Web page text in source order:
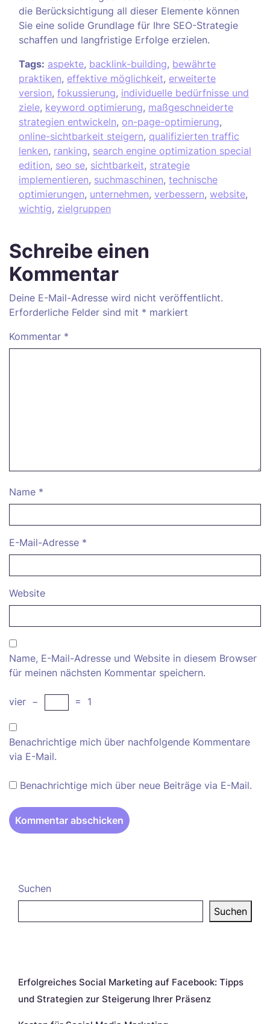
die Berücksichtigung all dieser Elemente können
Sie eine solide Grundlage für Ihre SEO-Strategie
schaffen und langfristige Erfolge erzielen.
Tags: aspekte, backlink-building, bewährte
praktiken, effektive möglichkeit, erweiterte
version, fokussierung, individuelle bedürfnisse und
ziele, keyword optimierung, maßgeschneiderte
strategien entwickeln, on-page-optimierung,
online-sichtbarkeit steigern, qualifizierten traffic
lenken, ranking, search engine optimization special
edition, seo se, sichtbarkeit, strategie
implementieren, suchmaschinen, technische
optimierungen, unternehmen, verbessern, website,
wichtig, zielgruppen
Schreibe einen
Kommentar
Deine E-Mail-Adresse wird nicht veröffentlicht.
Erforderliche Felder sind mit * markiert
Kommentar *
Name *
E-Mail-Adresse *
Website
Name, E-Mail-Adresse und Website in diesem Browser
für meinen nächsten Kommentar speichern.
vier − = 1
Benachrichtige mich über nachfolgende Kommentare
via E-Mail.
Benachrichtige mich über neue Beiträge via E-Mail.
Suchen
Suchen
Erfolgreiches Social Marketing auf Facebook: Tipps
und Strategien zur Steigerung Ihrer Präsenz